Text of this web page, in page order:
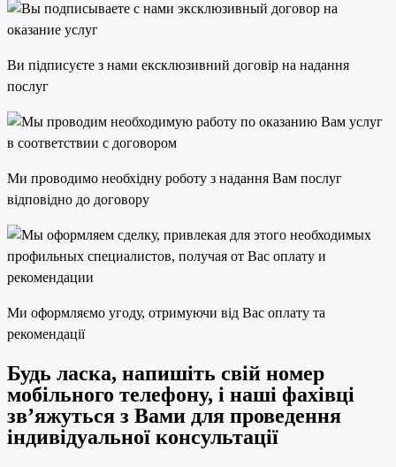
Ви підписуєте з нами ексклюзивний договір на надання
послуг
Ми проводимо необхідну роботу з надання Вам послуг
відповідно до договору
Ми оформляємо угоду, отримуючи від Вас оплату та
рекомендації
Будь ласка, напишіть свій номер
мобільного телефону, і наші фахівці
зв’яжуться з Вами для проведення
індивідуальної консультації